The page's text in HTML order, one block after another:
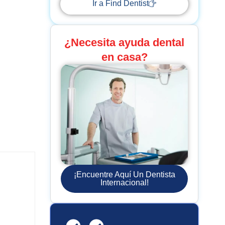
Ir a Find Dentist
¿Necesita ayuda dental
en casa?
¡Encuentre Aquí Un Dentista
Internacional!